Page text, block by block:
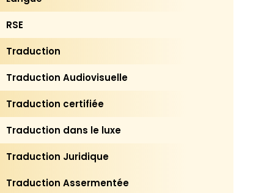
RSE
Traduction
Traduction Audiovisuelle
Traduction certifiée
Traduction dans le luxe
Traduction Juridique
Traduction Assermentée